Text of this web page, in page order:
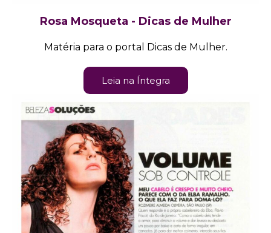
Rosa Mosqueta - Dicas de Mulher
Matéria para o portal Dicas de Mulher.
Leia na Íntegra